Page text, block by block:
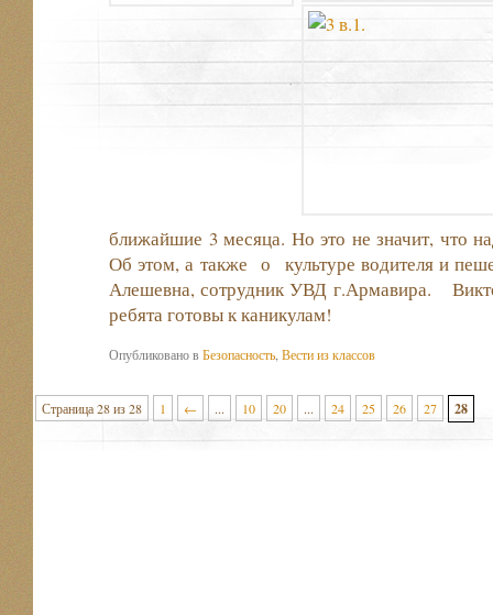
ближайшие 3 месяца. Но это не значит, что
Об этом, а также о
культуре водителя и
Алешевна, сотрудник УВД г.Армавира.
ребята готовы к каникулам!
Опубликовано вБезопасность Вести из классов
Страница 28 из 28 1 ← ... 10 20 ... 24 25 26 27 28